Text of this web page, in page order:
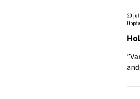
20 jul